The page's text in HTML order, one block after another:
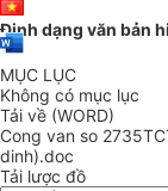
Định dạng văn bản
MỤC LỤC
Không có mục lục
Tải về (WORD)
Cong van so
dinh).doc
Tải lược đồ